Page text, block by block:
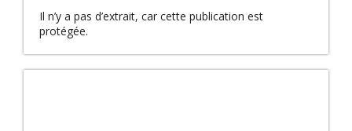
Il n’y a pas d’extrait, car cette publication est
protégée.